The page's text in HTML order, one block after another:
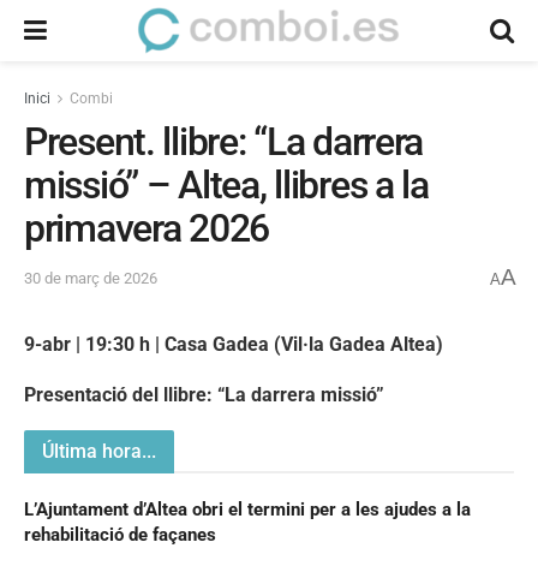
Inici Combi
Present. llibre: “La darrera
missió” – Altea, llibres a la
primavera 2026
30 de març de 2026 AA
9-abr | 19:30 h | Casa Gadea (Vil·la Gadea Altea)
Presentació del llibre: “La darrera missió”
Última hora...
L’Ajuntament d’Altea obri el termini per a les ajudes a la
rehabilitació de façanes